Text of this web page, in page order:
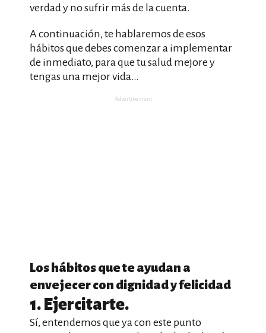
verdad y no sufrir más de la cuenta.
A continuación, te hablaremos de esos
hábitos que debes comenzar a implementar
de inmediato, para que tu salud mejore y
tengas una mejor vida…
Advertisement
Los hábitos que te ayudan a
envejecer con dignidad y felicidad
1. Ejercitarte.
Sí, entendemos que ya con este punto